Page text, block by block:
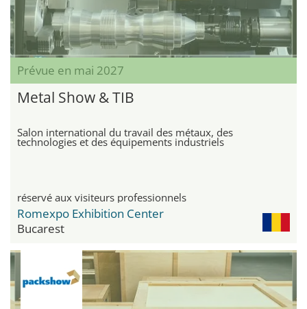
Prévue en mai 2027
Metal Show & TIB
Salon international du travail des métaux, des
technologies et des équipements industriels
réservé aux visiteurs professionnels
Romexpo Exhibition Center
Bucarest